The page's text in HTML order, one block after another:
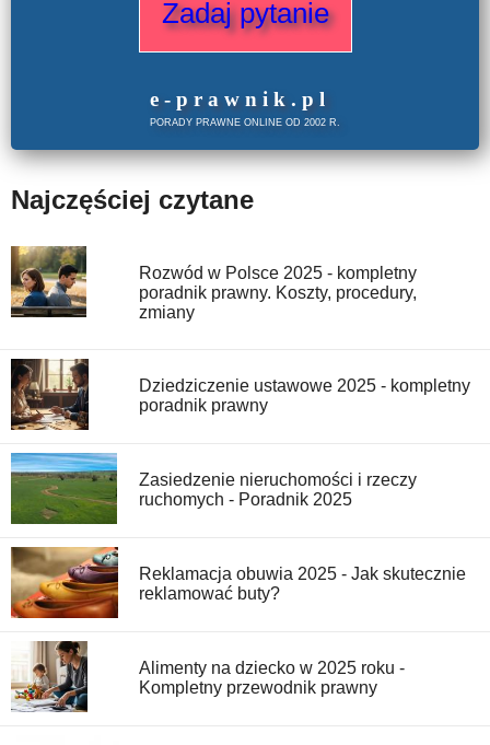
Zadaj pytanie
e -prawnik . pl
PORADY PRAWNE ONLINE OD 2002 R.
Najczęściej czytane
Rozwód w Polsce 2025 - kompletny
poradnik prawny. Koszty, procedury,
zmiany
Dziedziczenie ustawowe 2025 - kompletny
poradnik prawny
Zasiedzenie nieruchomości i rzeczy
ruchomych - Poradnik 2025
Reklamacja obuwia 2025 - Jak skutecznie
reklamować buty?
Alimenty na dziecko w 2025 roku -
Kompletny przewodnik prawny